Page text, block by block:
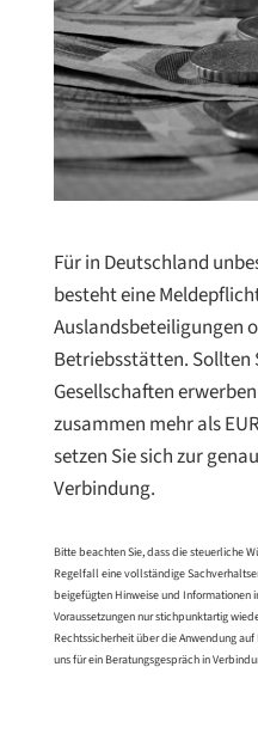
Für in Deutschland
besteht eine
Auslandsbeteiligungen
Betriebsstätten. Sollten
Gesellschaften
zusammen mehr als
setzen Sie sich zur
Verbindung.
Bitte beachten Sie, dass die steuerliche
Regelfall eine vollständige
beigefügten Hinweise und Informationen
Voraussetzungen nur stichpunktartig
Rechtssicherheit über die Anwendung
uns für ein Beratungsgespräch in